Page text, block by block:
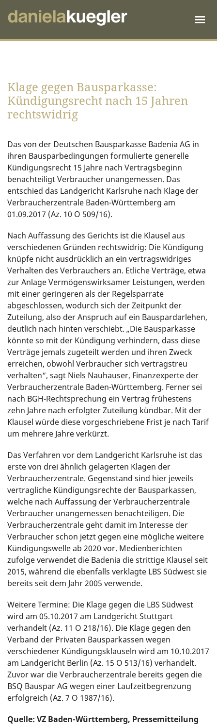
Klage gegen Bausparkasse:
Kündigungsrecht nach 15 Jahren
rechtswidrig
Das von der Deutschen Bausparkasse Badenia AG in
ihren Bausparbedingungen formulierte generelle
Kündigungsrecht 15 Jahre nach Vertragsbeginn
benachteiligt Verbraucher unangemessen. Das
entschied das Landgericht Karlsruhe nach Klage der
Verbraucherzentrale Baden-Württemberg am
01.09.2017 (Az. 10 O 509/16).
Nach Auffassung des Gerichts ist die Klausel aus
verschiedenen Gründen rechtswidrig: Die Kündigung
knüpfe nicht ausdrücklich an ein vertragswidriges
Verhalten des Verbrauchers an. Etliche Verträge, etwa
zur Anlage Vermögenswirksamer Leistungen, werden
mit einer geringeren als der Regelsparrate
abgeschlossen, wodurch sich der Zeitpunkt der
Zuteilung, also der Anspruch auf ein Bauspardarlehen,
deutlich nach hinten verschiebt. „Die Bausparkasse
könnte so mit der Kündigung verhindern, dass diese
Verträge jemals zugeteilt werden und ihren Zweck
erreichen, obwohl Verbraucher sich vertragstreu
verhalten“, sagt Niels Nauhauser, Finanzexperte der
Verbraucherzentrale Baden-Württemberg. Ferner sei
nach BGH-Rechtsprechung ein Vertrag frühestens
zehn Jahre nach erfolgter Zuteilung kündbar. Mit der
Klausel würde diese vorgeschriebene Frist je nach Tarif
um mehrere Jahre verkürzt.
Das Verfahren vor dem Landgericht Karlsruhe ist das
erste von drei ähnlich gelagerten Klagen der
Verbraucherzentrale. Gegenstand sind hier jeweils
vertragliche Kündigungsrechte der Bausparkassen,
welche nach Auffassung der Verbraucherzentrale
Verbraucher unangemessen benachteiligen. Die
Verbraucherzentrale geht damit im Interesse der
Verbraucher schon jetzt gegen eine mögliche weitere
Kündigungswelle ab 2020 vor. Medienberichten
zufolge verwendet die Badenia die strittige Klausel seit
2015, während die ebenfalls verklagte LBS Südwest sie
bereits seit dem Jahr 2005 verwende.
Weitere Termine: Die Klage gegen die LBS Südwest
wird am 05.10.2017 am Landgericht Stuttgart
verhandelt (Az. 11 O 218/16). Die Klage gegen den
Verband der Privaten Bausparkassen wegen
verschiedener Kündigungsklauseln wird am 10.10.2017
am Landgericht Berlin (Az. 15 O 513/16) verhandelt.
Zuvor war die Verbraucherzentrale bereits gegen die
BSQ Bauspar AG wegen einer Laufzeitbegrenzung
erfolgreich (Az. 7 O 1987/16).
Quelle: VZ Baden-Württemberg, Pressemitteilung